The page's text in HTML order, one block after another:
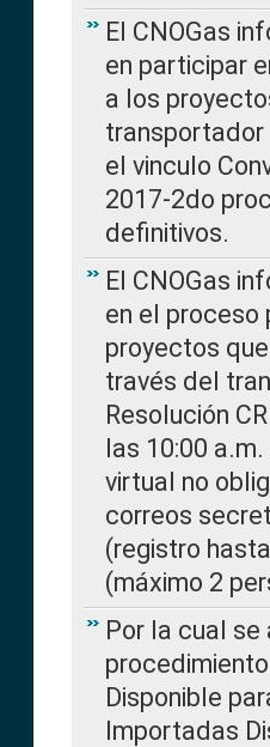
El CNOGas
en participar
a los
transportador
el vinculo
2017-2do
definitivos.
El CNOGas
en el proceso
proyectos
través del
Resolución
las 10:00
virtual no
correos
(registro
(máximo 2
Por la cual
Disponible
Importadas